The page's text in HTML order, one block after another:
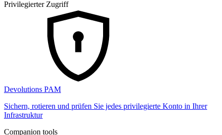
Privilegierter Zugriff
Devolutions PAM
Sichern, rotieren und prüfen Sie jedes privilegierte Konto in Ihrer
Infrastruktur
Companion tools